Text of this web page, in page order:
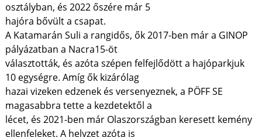
osztályban, és 2022 őszére már 5
hajóra bővült a csapat.
A Katamarán Suli a rangidős, ők 2017-ben már a GINOP
pályázatban a Nacra15-öt
választották, és azóta szépen felfejlődött a hajóparkjuk
10 egységre. Amíg ők kizárólag
hazai vizeken edzenek és versenyeznek, a PÖFF SE
magasabbra tette a kezdetektől a
lécet, és 2021-ben már Olaszországban keresett kemény
ellenfeleket. A helyzet azóta is